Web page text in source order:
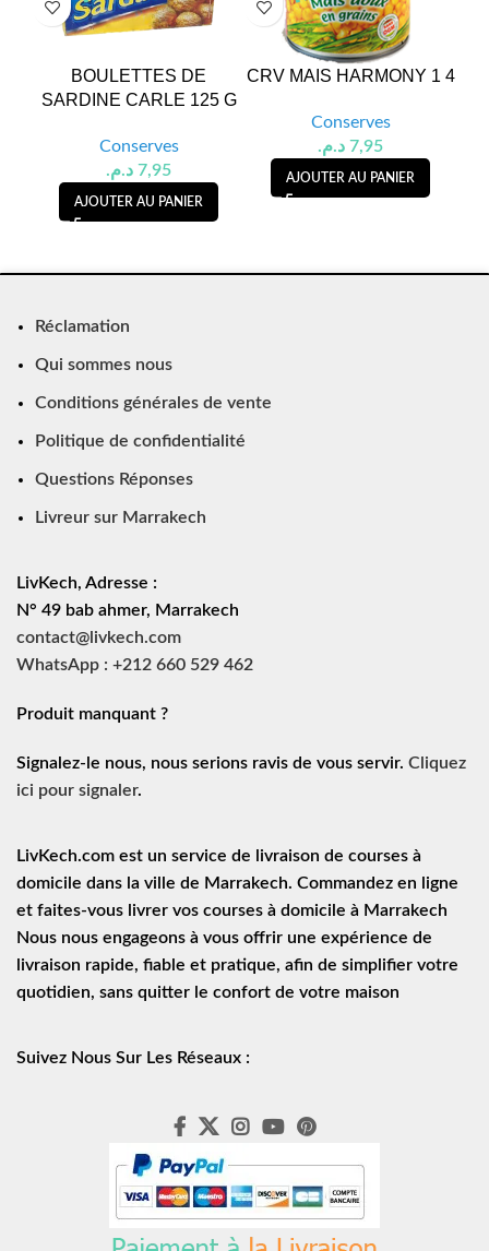
BOULETTES DE
SARDINE CARLE 125 G
Conserves
7,95 د.م.
AJOUTER AU PANIER
CRV MAIS HARMONY 1 4
Conserves
7,95 د.م.
AJOUTER AU PANIER
Réclamation
Qui sommes nous
Conditions générales de vente
Politique de confidentialité
Questions Réponses
Livreur sur Marrakech
LivKech, Adresse :
N° 49 bab ahmer, Marrakech
contact@livkech.com
WhatsApp : +212 660 529 462
Produit manquant ?
Signalez-le nous, nous serions ravis de vous servir. Cliquez
ici pour signaler.
LivKech.com est un service de
livraison de courses à
domicile dans la ville de Marrakech. Commandez en ligne
et faites-vous livrer vos courses à domicile à Marrakech
Nous nous engageons à vous offrir une expérience de
livraison rapide, fiable et pratique, afin de simplifier votre
quotidien, sans quitter le confort de votre maison
Suivez Nous Sur Les Réseaux :